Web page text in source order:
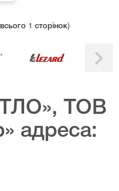
1 сторінок)
ТОВ
адреса: